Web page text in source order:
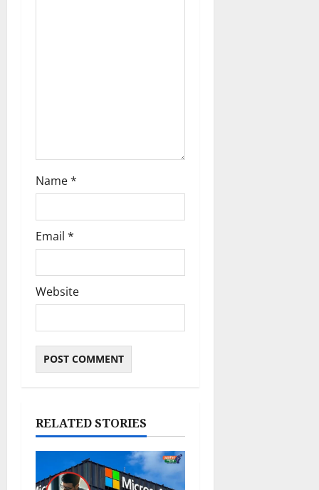
Name*
Email *
Website
RELATED STORIES